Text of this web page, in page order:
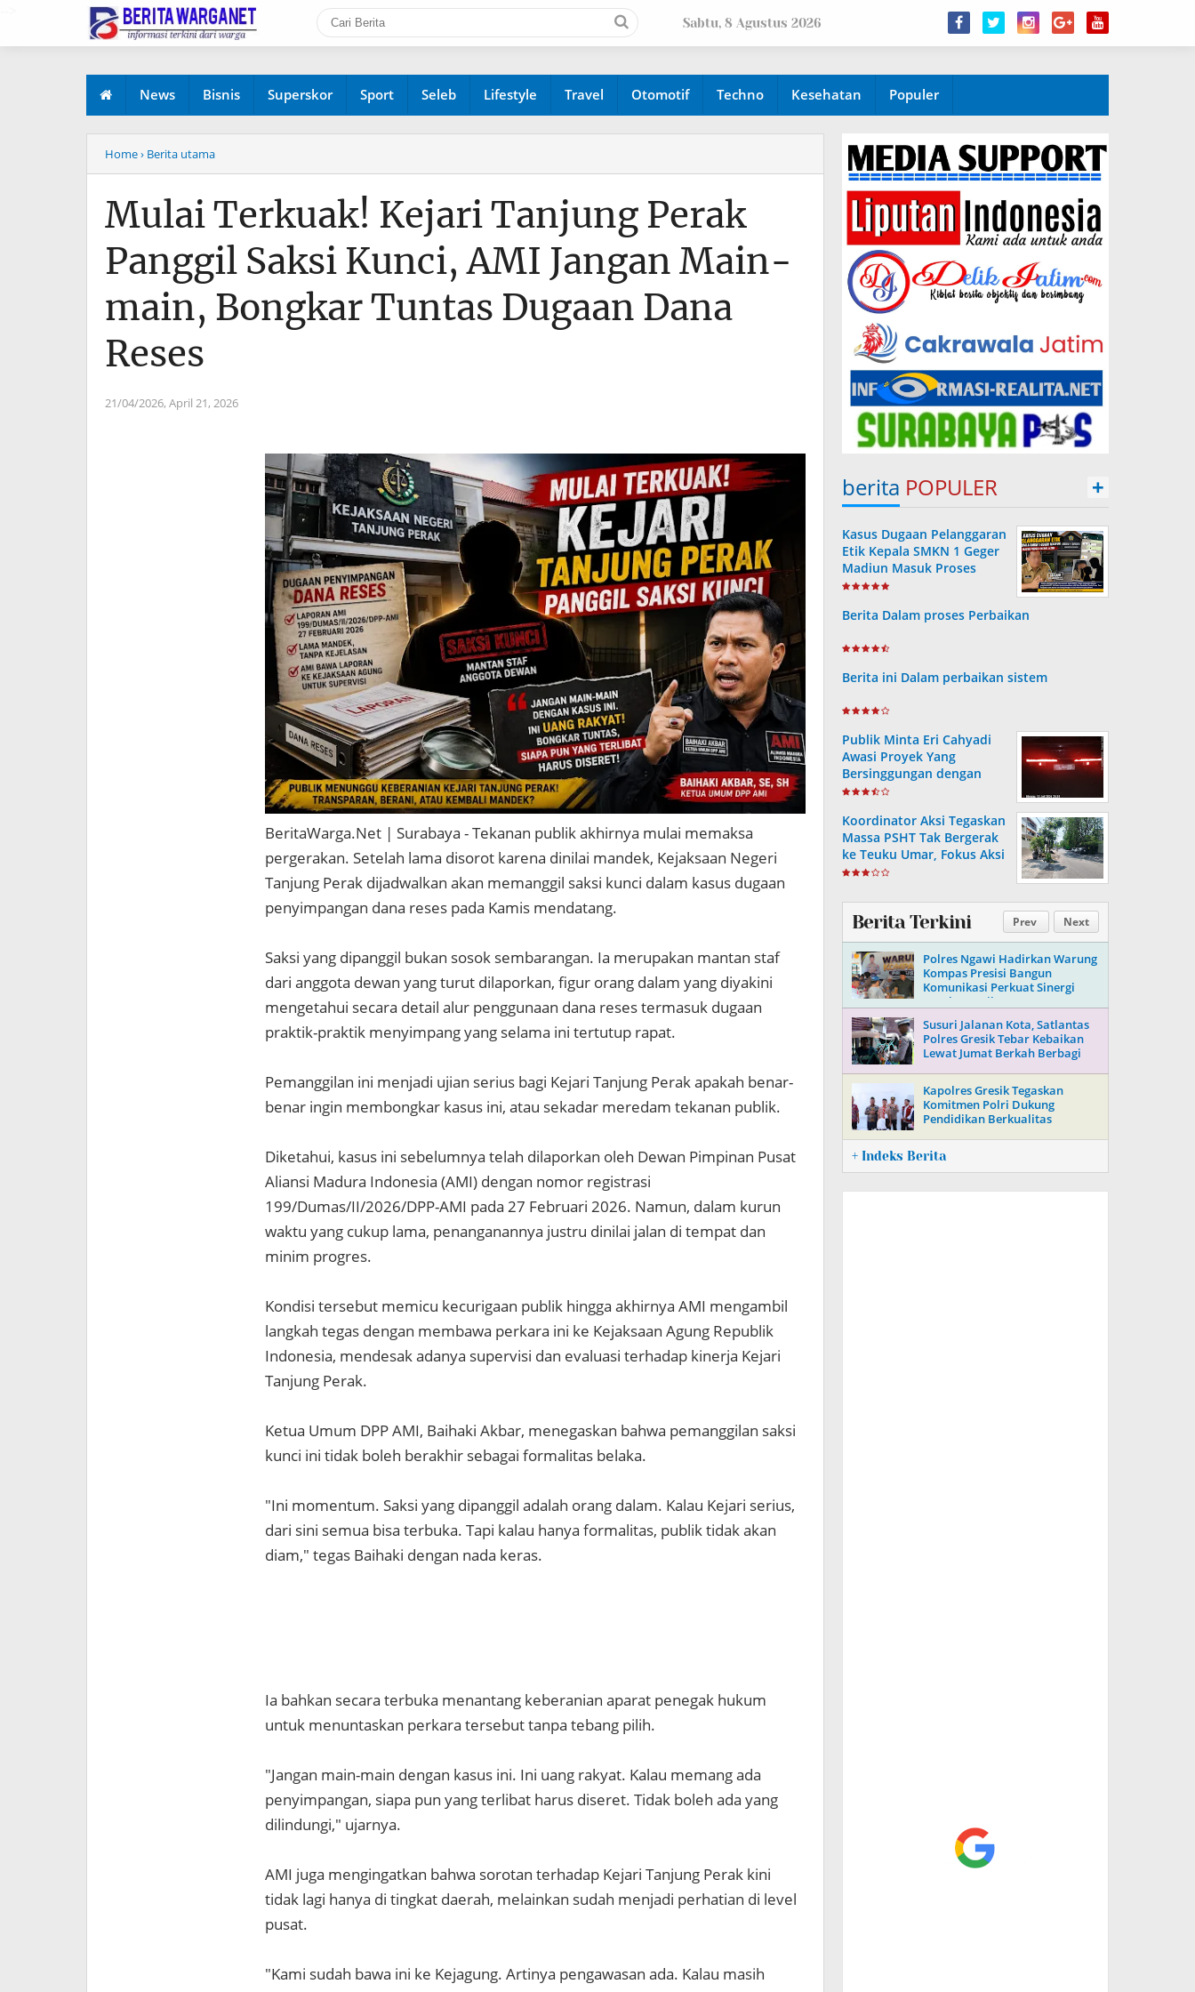
Sabtu, 8 Agustus 2026
News Bisnis Superskor Sport Seleb Lifestyle Travel Otomotif Techno Kesehatan Populer
Home› Berita utama
Mulai Terkuak! Kejari Tanjung Perak
Panggil Saksi Kunci, AMI Jangan Main-
main, Bongkar Tuntas Dugaan Dana
Reses
21/04/2026, April 21, 2026
BeritaWarga.Net | Surabaya - Tekanan publik akhirnya mulai memaksa
pergerakan. Setelah lama disorot karena dinilai mandek, Kejaksaan Negeri
Tanjung Perak dijadwalkan akan memanggil saksi kunci dalam kasus dugaan
penyimpangan dana reses pada Kamis mendatang.
Saksi yang dipanggil bukan sosok sembarangan. Ia merupakan mantan staf
dari anggota dewan yang turut dilaporkan, figur orang dalam yang diyakini
mengetahui secara detail alur penggunaan dana reses termasuk dugaan
praktik-praktik menyimpang yang selama ini tertutup rapat.
Pemanggilan ini menjadi ujian serius bagi Kejari Tanjung Perak apakah benar-
benar ingin membongkar kasus ini, atau sekadar meredam tekanan publik.
Diketahui, kasus ini sebelumnya telah dilaporkan oleh Dewan Pimpinan Pusat
Aliansi Madura Indonesia (AMI) dengan nomor registrasi
199/Dumas/II/2026/DPP-AMI pada 27 Februari 2026. Namun, dalam kurun
waktu yang cukup lama, penanganannya justru dinilai jalan di tempat dan
minim progres.
Kondisi tersebut memicu kecurigaan publik hingga akhirnya AMI mengambil
langkah tegas dengan membawa perkara ini ke Kejaksaan Agung Republik
Indonesia, mendesak adanya supervisi dan evaluasi terhadap kinerja Kejari
Tanjung Perak.
Ketua Umum DPP AMI, Baihaki Akbar, menegaskan bahwa pemanggilan saksi
kunci ini tidak boleh berakhir sebagai formalitas belaka.
"Ini momentum. Saksi yang dipanggil adalah orang dalam. Kalau Kejari serius,
dari sini semua bisa terbuka. Tapi kalau hanya formalitas, publik tidak akan
diam," tegas Baihaki dengan nada keras.
Ia bahkan secara terbuka menantang keberanian aparat penegak hukum
untuk menuntaskan perkara tersebut tanpa tebang pilih.
"Jangan main-main dengan kasus ini. Ini uang rakyat. Kalau memang ada
penyimpangan, siapa pun yang terlibat harus diseret. Tidak boleh ada yang
dilindungi," ujarnya.
AMI juga mengingatkan bahwa sorotan terhadap Kejari Tanjung Perak kini
tidak lagi hanya di tingkat daerah, melainkan sudah menjadi perhatian di level
pusat.
"Kami sudah bawa ini ke Kejagung. Artinya pengawasan ada. Kalau masih
berita POPULER +
Kasus Dugaan Pelanggaran
Etik Kepala SMKN 1 Geger
Madiun Masuk Proses
Disdik Jatim
Berita Dalam proses Perbaikan
Berita ini Dalam perbaikan sistem
Publik Minta Eri Cahyadi
Awasi Proyek Yang
Bersinggungan dengan
Aset Telkom di Surabaya
Koordinator Aksi Tegaskan
Massa PSHT Tak Bergerak
ke Teuku Umar, Fokus Aksi
di Polrestabes Surabaya
Prev Next
Berita Terkini
Polres Ngawi Hadirkan Warung
Kompas Presisi Bangun
Komunikasi Perkuat Sinergi
untuk Kamtibmas
Susuri Jalanan Kota, Satlantas
Polres Gresik Tebar Kebaikan
Lewat Jumat Berkah Berbagi
Kapolres Gresik Tegaskan
Komitmen Polri Dukung
Pendidikan Berkualitas
+ Indeks Berita